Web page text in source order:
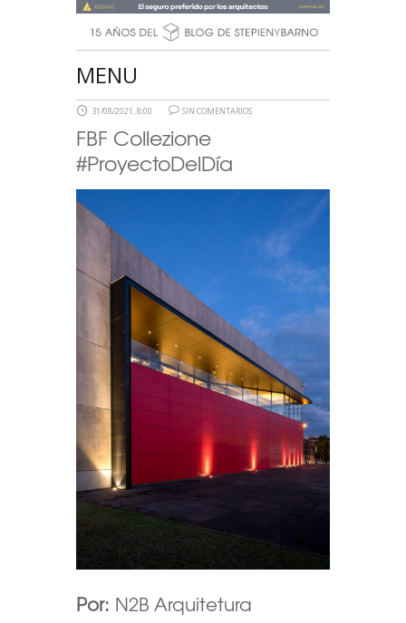
MENU
31/08/2021, 8:00 SIN COMENTARIOS
FBF Collezione
#ProyectoDelDía
Por: N2B Arquitetura